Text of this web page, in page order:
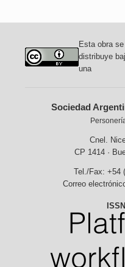
Esta obra se
distribuye
una
Sociedad
Cnel.
CP 1414 ·
Tel./Fax: +54
Correo